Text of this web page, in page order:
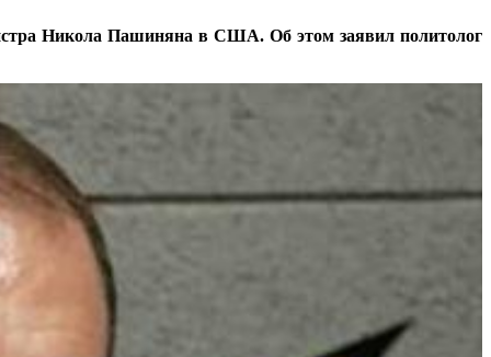
Никола Пашиняна в США. Об этом заявил политолог